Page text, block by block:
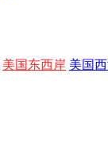
美国东西岸 美国